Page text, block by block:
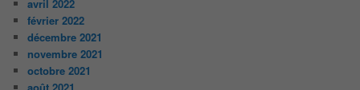
avril 2022
février 2022
décembre 2021
novembre 2021
octobre 2021